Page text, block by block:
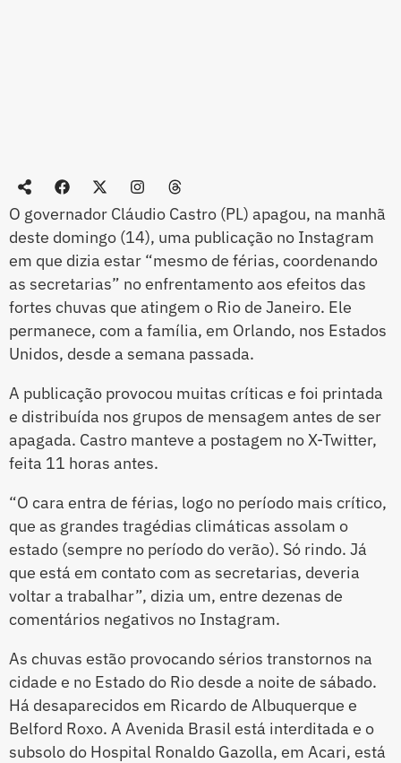
O governador Cláudio Castro (PL) apagou, na manhã
deste domingo (14), uma publicação no Instagram
em que dizia estar “mesmo de férias, coordenando
as secretarias” no enfrentamento aos efeitos das
fortes chuvas que atingem o Rio de Janeiro. Ele
permanece, com a família, em Orlando, nos Estados
Unidos, desde a semana passada.
A publicação provocou muitas críticas e foi printada
e distribuída nos grupos de mensagem antes de ser
apagada. Castro manteve a postagem no X-Twitter,
feita 11 horas antes.
“O cara entra de férias, logo no período mais crítico,
que as grandes tragédias climáticas assolam o
estado (sempre no período do verão). Só rindo. Já
que está em contato com as secretarias, deveria
voltar a trabalhar”, dizia um, entre dezenas de
comentários negativos no Instagram.
As chuvas estão provocando sérios transtornos na
cidade e no Estado do Rio desde a noite de sábado.
Há desaparecidos em Ricardo de Albuquerque e
Belford Roxo. A Avenida Brasil está interditada e o
subsolo do Hospital Ronaldo Gazolla, em Acari, está